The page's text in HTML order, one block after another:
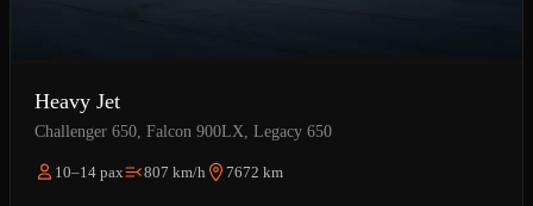
Heavy Jet
Challenger 650, Falcon 900LX, Legacy 650
10–14 pax 807 km/h 7672 km